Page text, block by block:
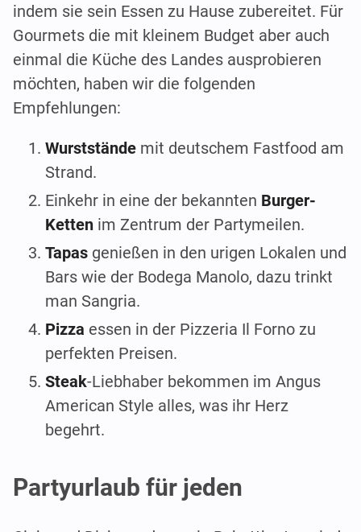
indem sie sein Essen zu Hause zubereitet. Für
Gourmets die mit kleinem Budget aber auch
einmal die Küche des Landes ausprobieren
möchten, haben wir die folgenden
Empfehlungen:
Wurststände mit deutschem Fastfood am
Strand.
Einkehr in eine der bekannten Burger-
Ketten im Zentrum der Partymeilen.
Tapas genießen in den urigen Lokalen und
Bars wie der Bodega Manolo, dazu trinkt
man Sangria.
Pizza essen in der Pizzeria Il Forno zu
perfekten Preisen.
Steak-Liebhaber bekommen im Angus
American Style alles, was ihr Herz
begehrt.
Partyurlaub für jeden